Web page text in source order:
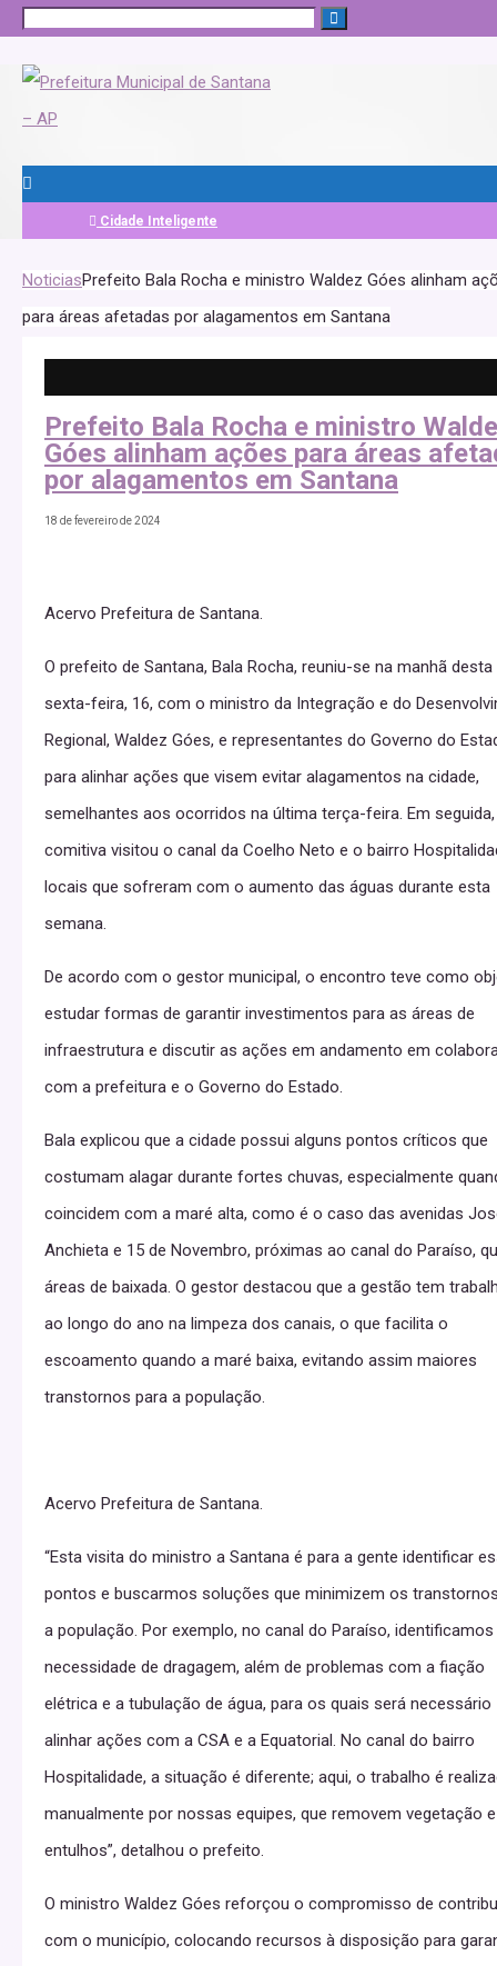
Cidade Inteligente
NoticiasPrefeito Bala Rocha e ministro Waldez Góes alinham
para áreas afetadas por alagamentos em Santana
Prefeito Bala Rocha e ministro
Góes alinham ações para áreas
por alagamentos em Santana
18 de fevereiro de 2024
Acervo Prefeitura de Santana.
O prefeito de Santana, Bala Rocha, reuniu-se na manhã desta
sexta-feira, 16, com o ministro da Integração e do
Regional, Waldez Góes, e representantes do Governo do
para alinhar ações que visem evitar alagamentos na cidade,
semelhantes aos ocorridos na última terça-feira. Em
comitiva visitou o canal da Coelho Neto e o bairro
locais que sofreram com o aumento das águas durante esta
semana.
De acordo com o gestor municipal, o encontro teve como
estudar formas de garantir investimentos para as áreas de
infraestrutura e discutir as ações em andamento em
com a prefeitura e o Governo do Estado.
Bala explicou que a cidade possui alguns pontos críticos que
costumam alagar durante fortes chuvas, especialmente
coincidem com a maré alta, como é o caso das avenidas
Anchieta e 15 de Novembro, próximas ao canal do Paraíso,
áreas de baixada. O gestor destacou que a gestão tem
ao longo do ano na limpeza dos canais, o que facilita o
escoamento quando a maré baixa, evitando assim maiores
transtornos para a população.
Acervo Prefeitura de Santana.
“Esta visita do ministro a Santana é para a gente identificar
pontos e buscarmos soluções que minimizem os
a população. Por exemplo, no canal do Paraíso, identificamos
necessidade de dragagem, além de problemas com a fiação
elétrica e a tubulação de água, para os quais será necessário
alinhar ações com a CSA e a Equatorial. No canal do bairro
Hospitalidade, a situação é diferente; aqui, o trabalho é
manualmente por nossas equipes, que removem vegetação e
entulhos”, detalhou o prefeito.
O ministro Waldez Góes reforçou o compromisso de
com o município, colocando recursos à disposição para